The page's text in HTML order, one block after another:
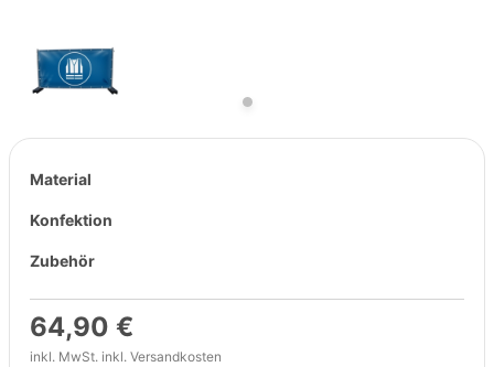
Material
Konfektion
Zubehör
64,90 €
inkl. MwSt. inkl. Versandkosten